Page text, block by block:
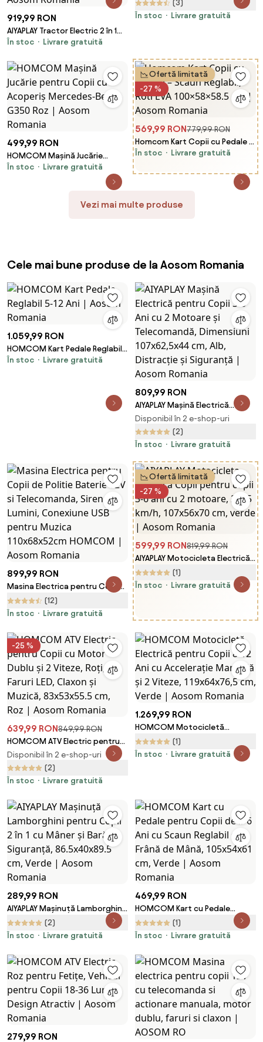
919,99 RON
AIYAPLAY Tractor Electric 2 în 1
pentru Copii 3-8 Ani 12V cu
Electrică pentru Copii cu
Telecomandă, Centură de
Siguranță, Muzică, Lumini LED și
Claxon, Verde | Aosom Romania
În stoc Livrare gratuită
telecomanda si actionare
(3)
În stoc
Livrare gratuită
499,99 RON
HOMCOM Mașină Jucărie
pentru Copii cu Acoperiș
Mercedes-Benz G350 Roz |
În stoc Livrare gratuită
Ofertă limitată
-27 %
569,99 RON779,99 RON
Homcom Kart Copii cu Pedale –
Scaun Reglabil, Roti EVA
Romania
În stoc Livrare gratuită
Vezi mai multe produse
Cele mai bune produse de la Aosom Romania
1.059,99 RON
HOMCOM Kart Pedale Reglabil
5-12 Ani | Aosom Romania
În stoc Livrare gratuită
809,99 RON
AIYAPLAY Mașină Electrică
pentru Copii 3-6 Ani cu 2
Motoare și Telecomandă,
Dimensiuni 107x62,5x44 cm,
Aosom Romania
Disponibil în 2 e-shop-uri
(2)
În stoc
Livrare gratuită
899,99 RON
Masina Electrica pentru Copii
de Politie Baterie 12V si
Telecomanda, Sirena Lumini,
110x68x52cm HOMCOM |
Aosom Romania
(12)
În stoc
Livrare gratuită
Ofertă limitată
-27 %
599,99 RON819,99 RON
AIYAPLAY Motocicleta Electrică
Copii pentru copii 3-6 ani cu 2
motoare, 2.4-5 km/h,
107x56x70 cm, verde | Aosom
(1)
În stoc
Livrare gratuită
-25 %
639,99 RON849,99 RON
HOMCOM ATV Electric pentru
Copii cu Motor Dublu și 2
Viteze, Roți, Faruri LED, Claxon
și Muzică, 83x53x55.5 cm, Roz |
Disponibil în 2 e-shop-uri
(2)
În stoc
Livrare gratuită
1.269,99 RON
HOMCOM Motocicletă
Electrică pentru Copii 8-12 Ani
cu Accelerație Manuală și 2
Viteze, 119x64x76,5 cm, Verde |
(1)
În stoc
Livrare gratuită
289,99 RON
AIYAPLAY Mașinuță Lamborghini
pentru Copii 2 în 1 cu Mâner și
Bară de Siguranță,
Aosom Romania
(2)
În stoc
Livrare gratuită
469,99 RON
HOMCOM Kart cu Pedale
pentru Copii de 3-6 Ani cu
Scaun Reglabil și Frână de
Aosom Romania
(1)
În stoc
Livrare gratuită
279,99 RON